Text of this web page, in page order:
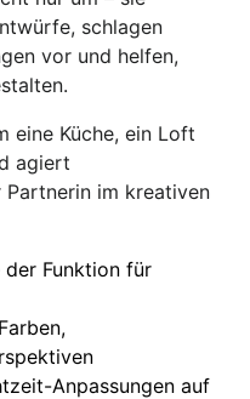
schlagen
vor und helfen,
eine Küche, ein Loft
agiert
im kreativen
der Funktion für
Farben,
Anpassungen auf